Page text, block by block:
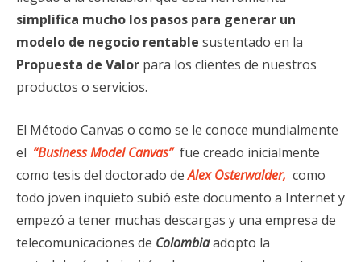
simplifica mucho los pasos para generar un
modelo de negocio rentable sustentado en la
Propuesta de Valor para los clientes de nuestros
productos o servicios.
El Método Canvas o como se le conoce mundialmente
el “Business Model Canvas” fue creado inicialmente
como tesis del doctorado deAlex Osterwalder, como
todo joven inquieto subió este documento a Internet y
empezó a tener muchas descargas y una empresa de
telecomunicaciones de Colombiaadopto la